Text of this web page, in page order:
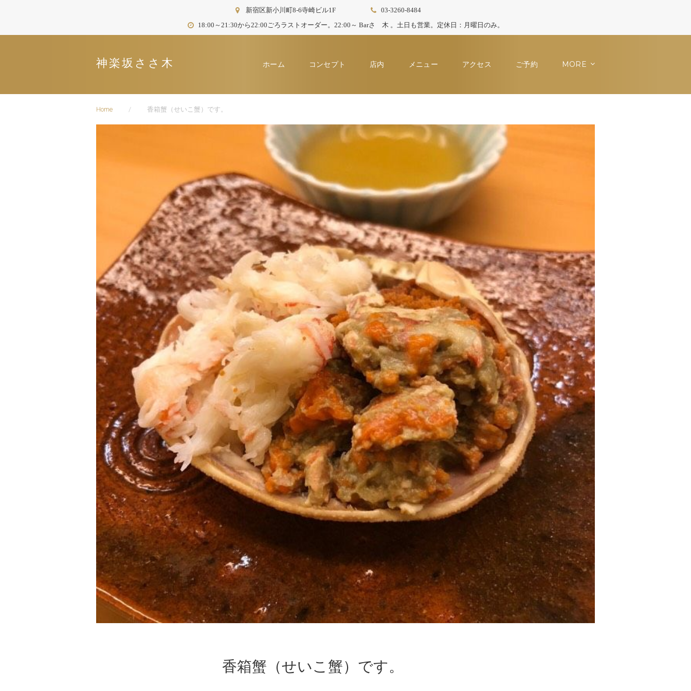
content
新宿区新小川町8-6寺崎ビル1F
03-3260-8484
18:00～21:30から22:00ごろラストオーダー。22:00～ Barさゝ木 。土日も営業。定休日：月曜日のみ。
神楽坂ささ木 ホーム コンセプト 店内 メニュー アクセス ご予約 MORE
Home / 香箱蟹（せいこ蟹）です。
香箱蟹（せいこ蟹）です。